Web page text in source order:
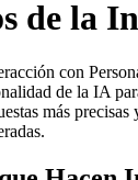
de la
con
de la IA
más